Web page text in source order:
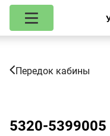
Передок кабины
5320-5399005